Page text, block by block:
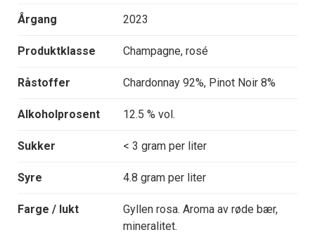
Årgang 2023
Produktklasse Champagne, rosé
Råstoffer Chardonnay 92%, Pinot Noir 8%
Alkoholprosent 12.5 % vol.
Sukker < 3 gram per liter
Syre 4.8 gram per liter
Farge / lukt
Gyllen rosa. Aroma av røde bær,
mineralitet.